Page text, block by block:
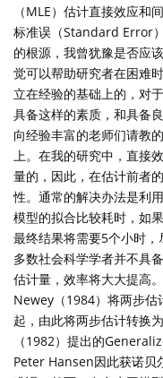
（MLE）估计直接效应和
标准误（Standard Error
的根源，我曾犹豫是否应
觉可以帮助研究者在困难
立在经验的基础上的，对
具备这样的素质，和具备
向经验丰富的老师们请教
上。在我的研究中，直接
量的，因此，在估计前者
性。通常的解决办法是利
模型的拟合比较耗时，如
最终结果将需要5个小时
多数社会科学学者并不具
估计量，效率将大大提高
Newey（1984）将两步
起，由此将两步估计转换
（1982）提出的
Peter Hansen因此获诺贝